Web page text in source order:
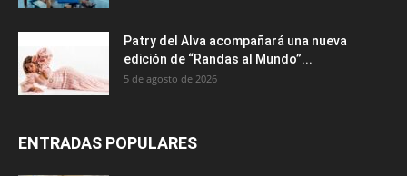
Patry del Alva acompañará una nueva
edición de “Randas al Mundo”...
5 de agosto de 2026
ENTRADAS POPULARES